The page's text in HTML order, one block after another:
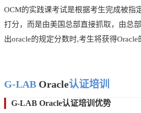
OCM的实践课考试是根据考生完成被指
打分，而是由美国总部直接抓取，由总
出oracle的规定分数时,考生将获得
G-LAB Oracle认证培训
G-LAB Oracle认证培训优势